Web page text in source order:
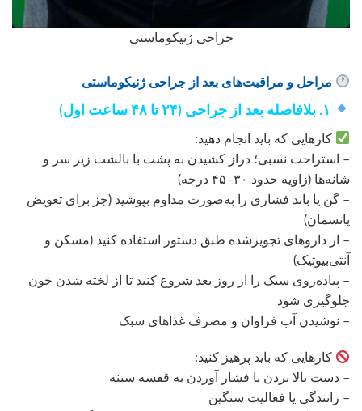
جراحی ژنیکوماستی
مراحل و مراقبت‌های بعد از جراحی ژنیکوماستی
کارهایی که باید انجام دهید:
– استراحت نسبی؛ دراز کشیدن به پشت با بالشت زیر سر و
شانه‌ها (زاویه حدود ۳۰–۴۵ درجه)
– گن یا باند فشاری را به‌صورت مداوم بپوشید (جز برای تعویض
پانسمان)
– از داروهای تجویز‌شده طبق دستور استفاده کنید (مسکن و
آنتی‌بیوتیک)
– پیاده‌روی سبک را از روز بعد شروع کنید تا از لخته شدن خون
جلوگیری شود
– نوشیدن آب فراوان و مصرف غذاهای سبک
کارهایی که باید پرهیز کنید:
– دست بالا بردن یا فشار آوردن به قفسه سینه
– رانندگی یا فعالیت سنگین